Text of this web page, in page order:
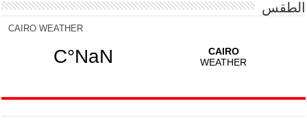
الطقس
CAIRO WEATHER